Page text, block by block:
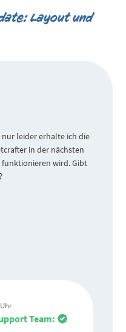
Layout und
nur leider erhalte ich die
in der nächsten
funktionieren wird. Gibt
Team: